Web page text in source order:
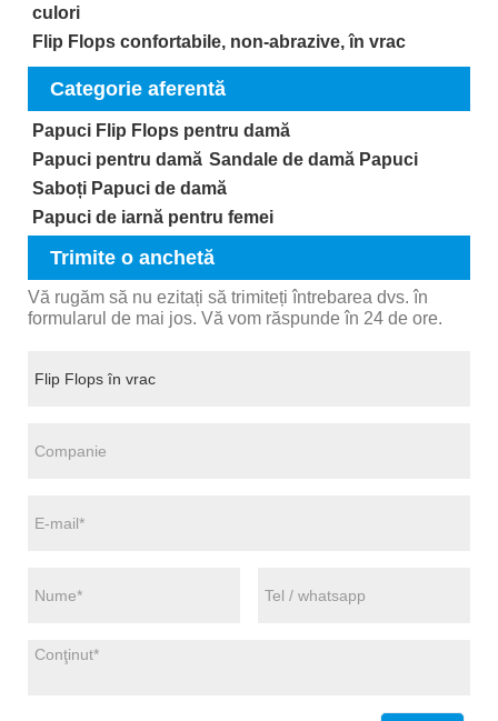
culori
Flip Flops confortabile, non-abrazive, în vrac
Categorie aferentă
Papuci Flip Flops pentru damă
Papuci pentru damă Sandale de damă Papuci
Saboți Papuci de damă
Papuci de iarnă pentru femei
Trimite o anchetă
Vă rugăm să nu ezitați să trimiteți întrebarea dvs. în
formularul de mai jos. Vă vom răspunde în 24 de ore.